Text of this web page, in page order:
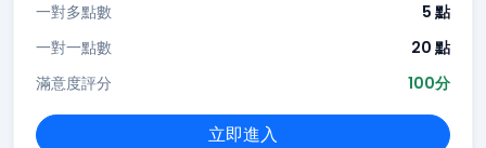
一對多點數
5 點
一對一點數
20 點
滿意度評分
100分
立即進入